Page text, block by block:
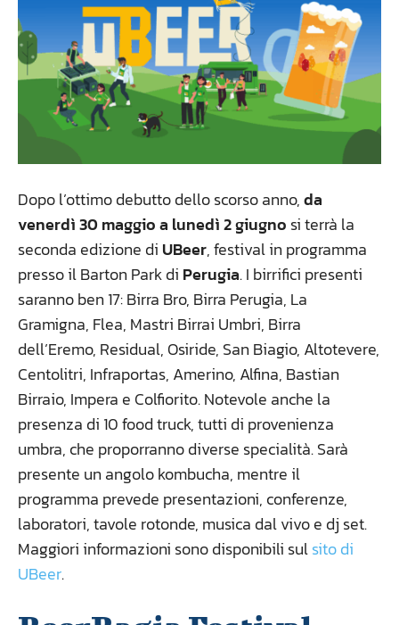
Dopo l’ottimo debutto dello scorso anno,da
venerdì 30 maggio a lunedì 2 giugno si terrà la
seconda edizione di UBeer, festival in programma
presso il Barton Park di Perugia. I birrifici presenti
saranno ben 17: Birra Bro, Birra Perugia, La
Gramigna, Flea, Mastri Birrai Umbri, Birra
dell’Eremo, Residual, Osiride, San Biagio, Altotevere,
Centolitri, Infraportas, Amerino, Alfina, Bastian
Birraio, Impera e Colfiorito. Notevole anche la
presenza di 10 food truck, tutti di provenienza
umbra, che proporranno diverse specialità. Sarà
presente un angolo kombucha, mentre il
programma prevede presentazioni, conferenze,
laboratori, tavole rotonde, musica dal vivo e dj set.
Maggiori informazioni sono disponibili sulsito di
UBeer.